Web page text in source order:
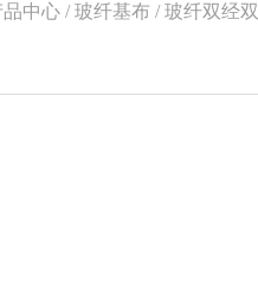
中心 / 玻纤基布 / 玻纤双经